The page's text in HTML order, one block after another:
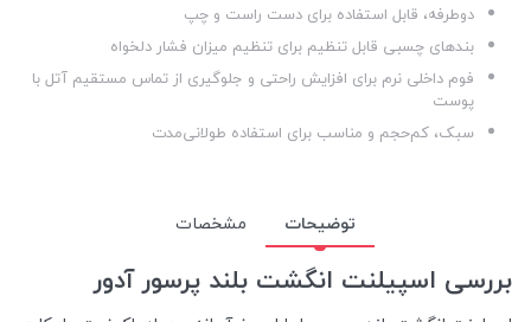
دوطرفه، قابل استفاده برای دست راست و چپ
بندهای چسبی قابل تنظیم برای تنظیم میزان فشار دلخواه
فوم داخلی نرم برای افزایش راحتی و جلوگیری از تماس مستقیم آتل با
پوست
سبک، کم‌حجم و مناسب برای استفاده طولانی‌مدت
توضیحات مشخصات
بررسی اسپیلنت انگشت بلند پرسور آدور